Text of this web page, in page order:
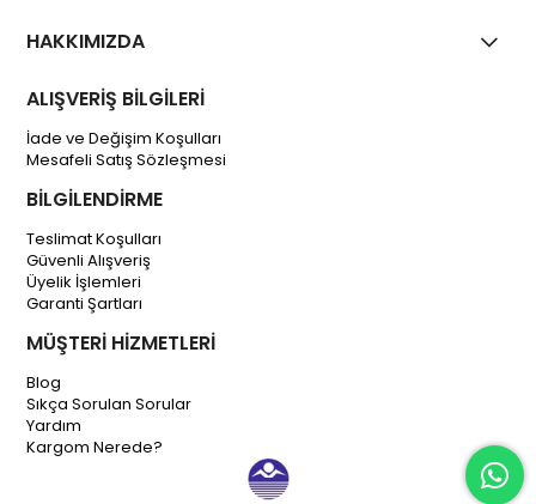
HAKKIMIZDA
ALIŞVERİŞ BİLGİLERİ
İade ve Değişim Koşulları
Mesafeli Satış Sözleşmesi
BİLGİLENDİRME
Teslimat Koşulları
Güvenli Alışveriş
Üyelik İşlemleri
Garanti Şartları
MÜŞTERİ HİZMETLERİ
Blog
Sıkça Sorulan Sorular
Yardım
Kargom Nerede?